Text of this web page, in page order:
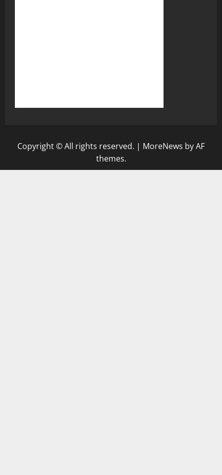
Copyright © All rights reserved. | MoreNews by AF
themes.